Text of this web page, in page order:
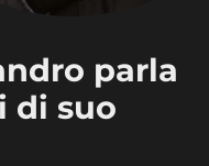
parla
di suo